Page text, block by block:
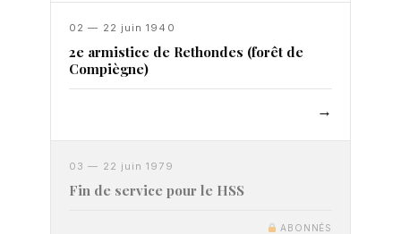
02 — 22 juin 1940
2e armistice de Rethondes (forêt de
Compiègne)
→
03 — 22 juin 1979
Fin de service pour le HSS
ABONNÉS